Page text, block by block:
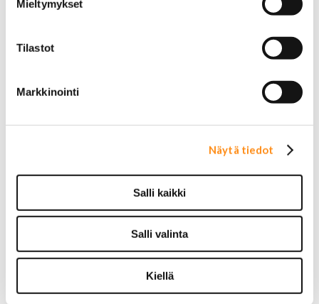
Mieltymykset
Tilastot
Markkinointi
Näytä tiedot
Salli kaikki
Salli valinta
Kiellä
Omistajan käsikirjat
Muu autokirjallisuus
Starcraft levikesarja 97-03
Mustang korinosat